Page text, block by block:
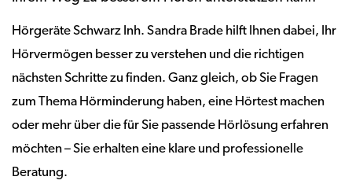
Hörgeräte Schwarz Inh. Sandra Brade hilft Ihnen dabei, Ihr
Hörvermögen besser zu verstehen und die richtigen
nächsten Schritte zu finden. Ganz gleich, ob Sie Fragen
zum Thema Hörminderung haben, eine Hörtest machen
oder mehr über die für Sie passende Hörlösung erfahren
möchten – Sie erhalten eine klare und professionelle
Beratung.